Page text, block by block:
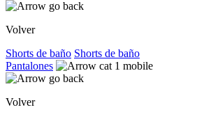
Volver
Shorts de baño Shorts de baño
Pantalones
Volver